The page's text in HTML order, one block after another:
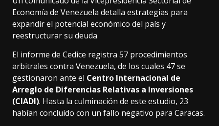
Economía de Venezuela detalla estrategias para
expandir el potencial económico del país y
reestructurar su deuda
El informe de Cedice registra 57 procedimientos
arbitrales contra Venezuela, de los cuales 47 se
gestionaron ante el Centro Internacional de
Arreglo de Diferencias Relativas a Inversiones
(CIADI). Hasta la culminación de este estudio, 23
habían concluido con un fallo negativo para Caracas.